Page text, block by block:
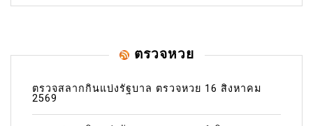
ตรวจหวย
ตรวจสลากกินแบ่งรัฐบาล ตรวจหวย 16 สิงหาคม
2569